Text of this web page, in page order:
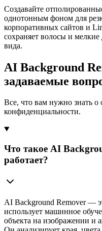
Создавайте
однотонным фоном для
корпоративных сайтов и
сохраняет волосы и мелкие
вида.
AI Background
задаваемые
Все, что вам нужно знать о
конфиденциальности.
Что такое AI
работает?
AI Background Remover —
использует машинное
объекта на изображении и